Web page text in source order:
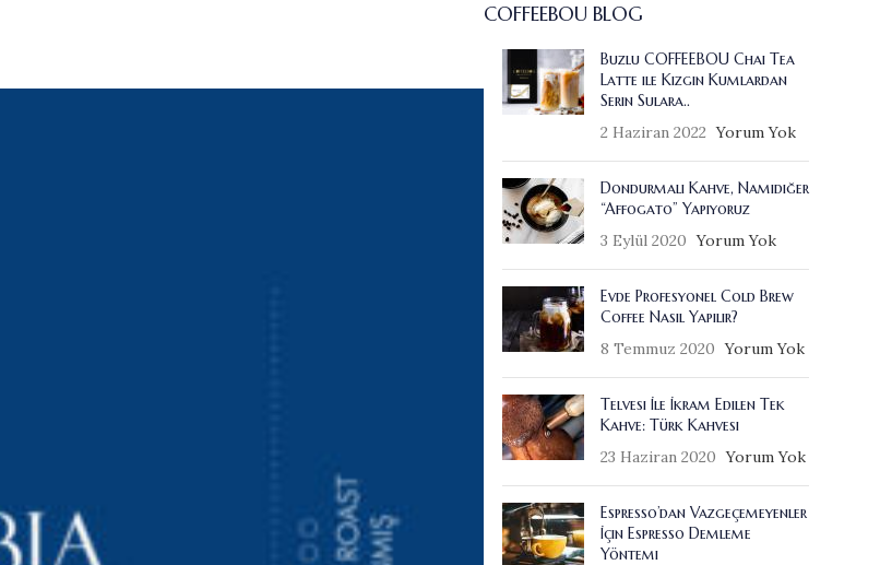
COFFEEBOU BLOG
Buzlu COFFEEBOU Chai Tea
Latte ile Kızgın Kumlardan
Serin Sulara..
2 Haziran 2022 Yorum Yok
Dondurmalı Kahve, Namıdiğer
“Affogato” Yapıyoruz
3 Eylül 2020 Yorum Yok
Evde Profesyonel Cold Brew
Coffee Nasıl Yapılır?
8 Temmuz 2020 Yorum Yok
Telvesi İle İkram Edilen Tek
Kahve: Türk Kahvesi
23 Haziran 2020 Yorum Yok
Espresso’dan Vazgeçemeyenler
İçin Espresso Demleme
Yöntemi